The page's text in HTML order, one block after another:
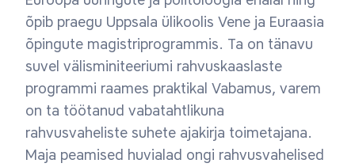
õpib praegu Uppsala ülikoolis Vene ja Euraasia
õpingute magistriprogrammis. Ta on tänavu
suvel välisminiteeriumi rahvuskaaslaste
programmi raames praktikal Vabamus, varem
on ta töötanud vabatahtlikuna
rahvusvaheliste suhete ajakirja toimetajana.
Maja peamised huvialad ongi rahvusvahelised